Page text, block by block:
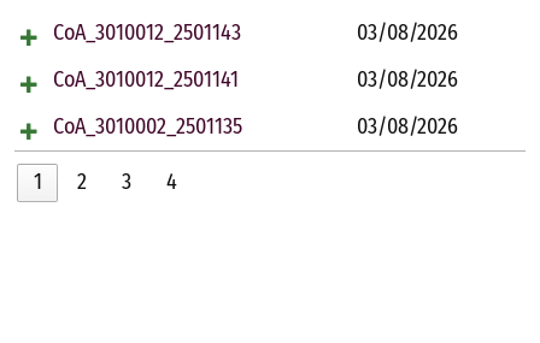
CoA_3010012_2501143
03/08/2026
CoA_3010012_2501141
03/08/2026
CoA_3010002_2501135
03/08/2026
1 2 3 4